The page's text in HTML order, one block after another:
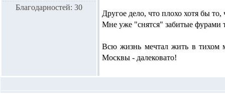
Благодарностей: 30
Другое дело, что плохо хотя бы
Мне уже "снятся" забитые фурами
Всю жизнь мечтал жить в тихом
Москвы - далековато!